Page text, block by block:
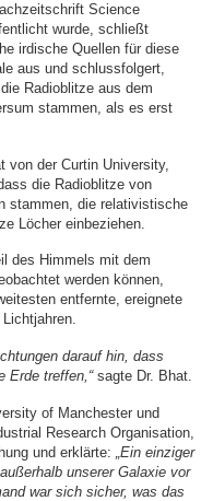
Science
wurde, schließt
irdische Quellen für diese
aus und schlussfolgert,
Radioblitze aus dem
stammen, als es erst
von der Curtin University,
die Radioblitze von
stammen, die relativistische
Löcher einbeziehen.
des Himmels mit dem
werden können,
entfernte, ereignete
darauf hin, dass
Erde treffen,“sagte Dr. Bhat.
of Manchester und
Research Organisation,
und erklärte: „Ein einziger
unserer Galaxie vor
war sich sicher, was das